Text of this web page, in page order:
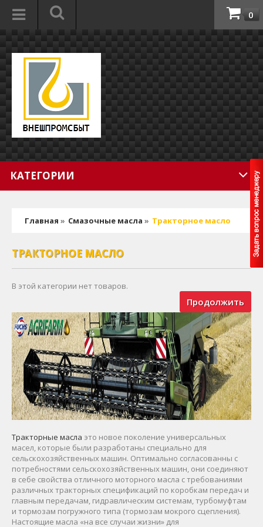
0
КАТЕГОРИИ
Главная » Смазочные масла » Тракторное масло
ТРАКТОРНОЕ МАСЛО
В этой категории нет товаров.
Продолжить
Тракторные масла это новое поколение универсальных
масел, которые были разработаны специально для
сельскохозяйственных машин. Оптимально согласованны с
потребностями сельскохозяйственных машин, они соединяют
в себе свойства отличного моторного масла с требованиями
различных тракторных спецификаций по коробкам передач и
главным передачам, гидравлическим системам, турбомуфтам
и тормозам погружного типа (тормозам мокрого сцепления).
Настоящие масла «на все случаи жизни» для